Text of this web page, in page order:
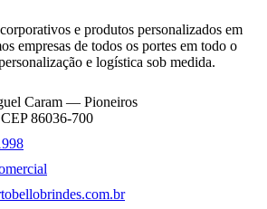
e produtos personalizados em
empresas de todos os portes em todo o
e logística sob medida.
Caram — Pioneiros
86036-700